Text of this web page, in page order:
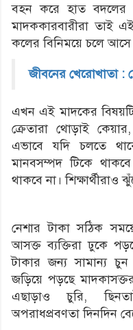
বহন করে হাত বদলের
মাদককারবারীরা তাই
কলের বিনিময়ে চলে
জীবনের খেরোখাতা :
এখন এই মাদকের
ক্রেতারা থোড়াই
এভাবে যদি চলতে
মানবসম্পদ টিকে
থাকবে না। শিক্ষার্থীরাও
নেশার টাকা সঠিক
আসক্ত ব্যক্তিরা ঢুকে
টাকার জন্য সামান্য
জড়িয়ে পড়ছে
এছাড়াও চুরি,
অপরাধপ্রবণতা দিনদিন